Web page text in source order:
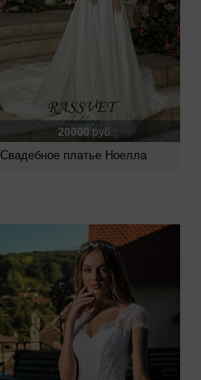
20000 руб.
Свадебное платье Ноелла